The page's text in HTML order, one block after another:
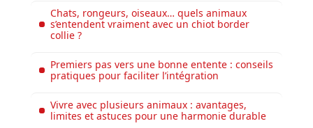
Chats, rongeurs, oiseaux… quels animaux
s’entendent vraiment avec un chiot border
collie ?
Premiers pas vers une bonne entente : conseils
pratiques pour faciliter l’intégration
Vivre avec plusieurs animaux : avantages,
limites et astuces pour une harmonie durable